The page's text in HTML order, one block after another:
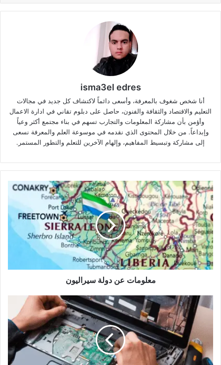
isma3el edres
أنا شخص شغوف بالمعرفة، وأسعى دائماً لاكتشاف كل جديد في مجالات
التعليم والاقتصاد والثقافة والفنون، حاصل على دبلوم تقاني في ادارة الاعمال
وأؤمن بأن مشاركة المعلومات والتجارب تسهم في بناء مجتمع أكثر وعياً
وإبداعاً. من خلال المحتوى الذي نقدمه في موسوعة العلم والمعرفة نسعى
إلى مشاركة وتبسيط المفاهيم، وإلهام الآخرين للتعلم والتطور المستمر.
معلومات
عن
دولة
سيراليون
معلومات عن دولة سيراليون
الحاسوب
ينطفئ
الأسباب
والحلول